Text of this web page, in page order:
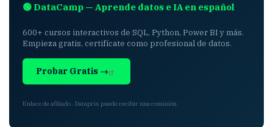
🟢 DataCamp — Aprende datos e IA en español
600+ cursos interactivos de SQL, Python, Power BI y más.
Empieza gratis, certifícate como profesional de datos.
Probar Gratis →
Enlace de afiliado · Dataprix puede recibir una comisión